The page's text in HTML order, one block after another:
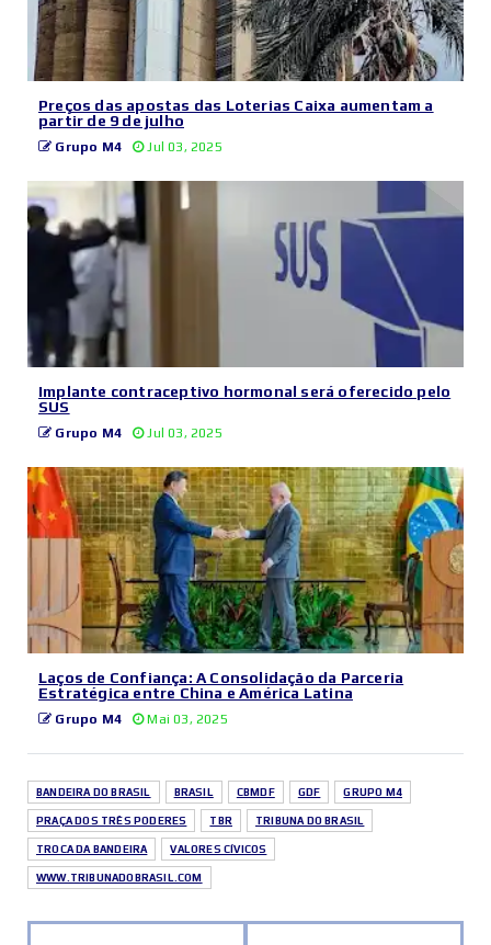
Preços das apostas das Loterias Caixa aumentam a
partir de 9 de julho
Grupo M4 Jul 03, 2025
Implante contraceptivo hormonal será oferecido pelo
SUS
Grupo M4 Jul 03, 2025
Laços de Confiança: A Consolidação da Parceria
Estratégica entre China e América Latina
Grupo M4 Mai 03, 2025
BANDEIRA DO BRASIL BRASIL CBMDF GDF GRUPO M4
PRAÇA DOS TRÊS PODERES TBR TRIBUNA DO BRASIL
TROCA DA BANDEIRA VALORES CÍVICOS
WWW.TRIBUNADOBRASIL.COM